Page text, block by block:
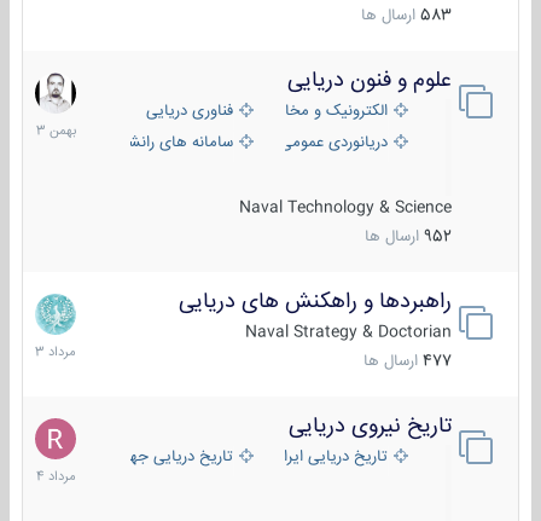
583 ارسال ها
علوم و فنون دریایی
الکترونیک و مخابرات دریاییفناوری دریایی
دریانوردی عمومی
سامانه های رانشی دریایی
Naval Technology & Science
952 ارسال ها
6
بهمن
1403
راهبردها و راهکنش های دریایی
Naval Strategy & Doctorian
477 ارسال ها
2
مرداد
1403
تاریخ نیروی دریایی
تاریخ دریایی ایران تاریخ دریایی جهان
16
مرداد
1404